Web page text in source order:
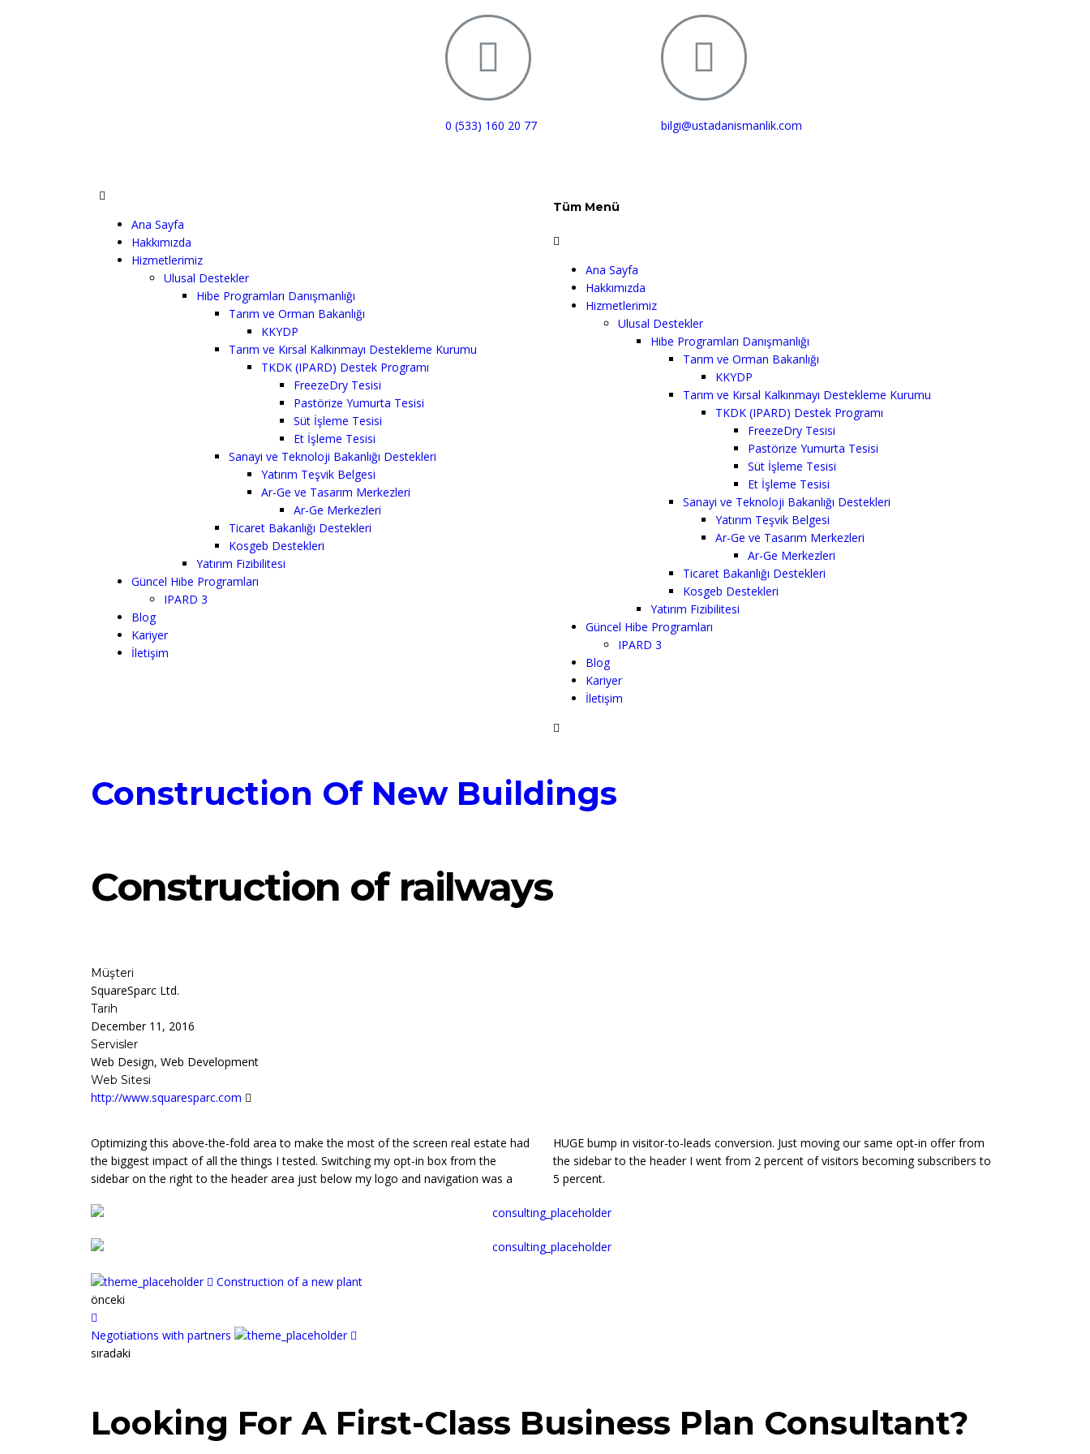
0 (533) 160 20 77 bilgi@ustadanismanlik.com
Ana Sayfa
Hakkımızda
Hizmetlerimiz
Ulusal Destekler
Hibe Programları Danışmanlığı
Tarım ve Orman Bakanlığı
KKYDP
Tarım ve Kırsal Kalkınmayı Destekleme Kurumu
TKDK (IPARD) Destek Programı
FreezeDry Tesisi
Pastörize Yumurta Tesisi
Süt İşleme Tesisi
Et İşleme Tesisi
Sanayi ve Teknoloji Bakanlığı Destekleri
Yatırım Teşvik Belgesi
Ar-Ge ve Tasarım Merkezleri
Ar-Ge Merkezleri
Ticaret Bakanlığı Destekleri
Kosgeb Destekleri
Yatırım Fizibilitesi
Güncel Hibe Programları
IPARD 3
Blog
Kariyer
İletişim
Tüm Menü
Ana Sayfa
Hakkımızda
Hizmetlerimiz
Ulusal Destekler
Hibe Programları Danışmanlığı
Tarım ve Orman Bakanlığı
KKYDP
Tarım ve Kırsal Kalkınmayı Destekleme Kurumu
TKDK (IPARD) Destek Programı
FreezeDry Tesisi
Pastörize Yumurta Tesisi
Süt İşleme Tesisi
Et İşleme Tesisi
Sanayi ve Teknoloji Bakanlığı Destekleri
Yatırım Teşvik Belgesi
Ar-Ge ve Tasarım Merkezleri
Ar-Ge Merkezleri
Ticaret Bakanlığı Destekleri
Kosgeb Destekleri
Yatırım Fizibilitesi
Güncel Hibe Programları
IPARD 3
Blog
Kariyer
İletişim
Construction Of New Buildings
Construction of railways
Müşteri
SquareSparc Ltd.
Tarih
December 11, 2016
Servisler
Web Design, Web Development
Web Sitesi
http://www.squaresparc.com
Optimizing this above-the-fold area to make the most of the screen real estate had
the biggest impact of all the things I tested. Switching my opt-in box from the
sidebar on the right to the header area just below my logo and navigation was a
HUGE bump in visitor-to-leads conversion. Just moving our same opt-in offer from
the sidebar to the header I went from 2 percent of visitors becoming subscribers to
5 percent.
Construction of a new plant
önceki
Negotiations with partners
sıradaki
Looking For A First-Class Business Plan Consultant?